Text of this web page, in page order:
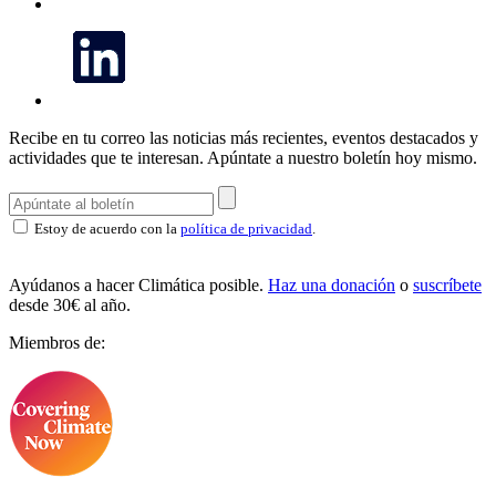
Recibe en tu correo las noticias más recientes, eventos destacados y
actividades que te interesan. Apúntate a nuestro boletín hoy mismo.
Estoy de acuerdo con la política de privacidad.
Ayúdanos a hacer Climática posible. Haz una donación o suscríbete
desde 30€ al año.
Miembros de: